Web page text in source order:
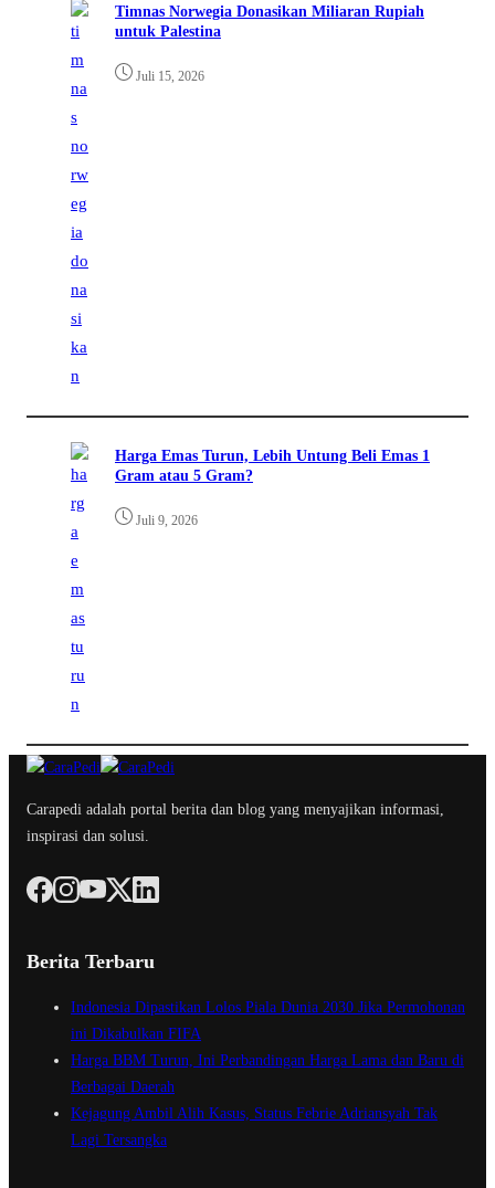
Timnas Norwegia Donasikan Miliaran Rupiah
untuk Palestina
Juli 15, 2026
Harga Emas Turun, Lebih Untung Beli Emas 1
Gram atau 5 Gram?
Juli 9, 2026
Carapedi adalah portal berita dan blog yang menyajikan informasi,
inspirasi dan solusi.
Berita Terbaru
Indonesia Dipastikan Lolos Piala Dunia 2030 Jika Permohonan
ini Dikabulkan FIFA
Harga BBM Turun, Ini Perbandingan Harga Lama dan Baru di
Berbagai Daerah
Kejagung Ambil Alih Kasus, Status Febrie Adriansyah Tak
Lagi Tersangka